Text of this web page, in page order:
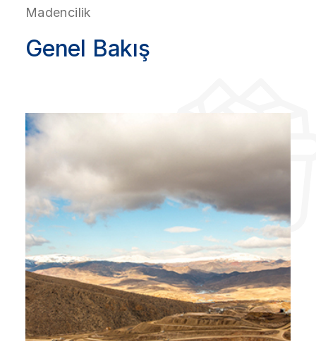
Madencilik
Genel Bakış